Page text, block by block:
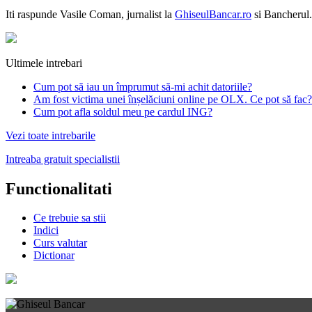
Iti raspunde Vasile Coman, jurnalist la GhiseulBancar.ro si
Ultimele intrebari
Cum pot să iau un împrumut să-mi achit datoriile?
Am fost victima unei înșelăciuni online pe OLX. Ce pot să fac?
Cum pot afla soldul meu pe cardul ING?
Vezi toate intrebarile
Intreaba gratuit specialistii
Functionalitati
Ce trebuie sa stii
Indici
Curs valutar
Dictionar